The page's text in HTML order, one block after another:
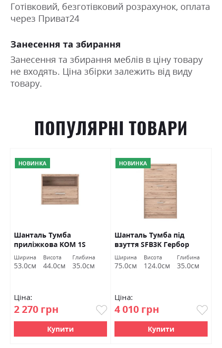
Готівковий, безготівковий розрахунок, оплата
через Приват24
Занесення та збирання
Занесення та збирання меблів в ціну товару
не входять. Ціна збірки залежить від виду
товару.
ПОПУЛЯРНІ ТОВАРИ
НОВИНКА
Шанталь Тумба
приліжкова KOM 1S
Гербор
Ширина
53.0см
Висота
44.0см
Глибина
35.0см
Ціна:
2 270 грн
Купити
НОВИНКА
Шанталь Тумба під
взуття SFB3K Гербор
Ширина
75.0см
Висота
124.0см
Глибина
35.0см
Ціна:
4 010 грн
Купити